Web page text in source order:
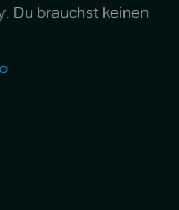
Du brauchst keinen